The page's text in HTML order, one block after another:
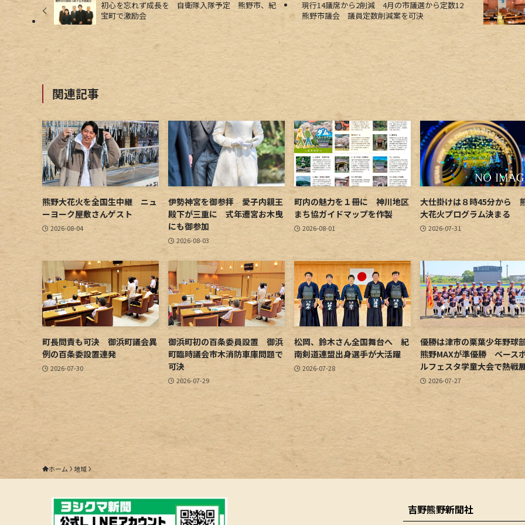
初心を忘れず成長を 自衛隊入隊予定 熊野市、紀
宝町で激励会
現行14議席から2削減 4月の市議選から定数12
熊野市議会 議員定数削減案を可決
関連記事
熊野大花火を全国生中継 ニュ
ーヨーク屋敷さんゲスト
2026-08-04
伊勢神宮を御参拝 愛子内親王
殿下が三重に 式年遷宮お木曳
にも御参加
2026-08-03
町内の魅力を１冊に 神川地区
まち協ガイドマップを作製
2026-08-01
大仕掛けは８時45分から
大花火プログラム決まる
2026-07-31
町長問責も可決 御浜町議会異
例の百条委設置連発
2026-07-30
御浜町初の百条委員設置 御浜
町臨時議会市木消防車庫問題で
可決
2026-07-29
松岡、鈴木さん全国舞台へ 紀
南剣道連盟出身選手が大活躍
2026-07-28
優勝は津市の栗葉少年野
熊野MAXが準優勝 ベース
ルフェスタ学童大会で熱戦
2026-07-27
ホーム 地域
吉野熊野新聞社